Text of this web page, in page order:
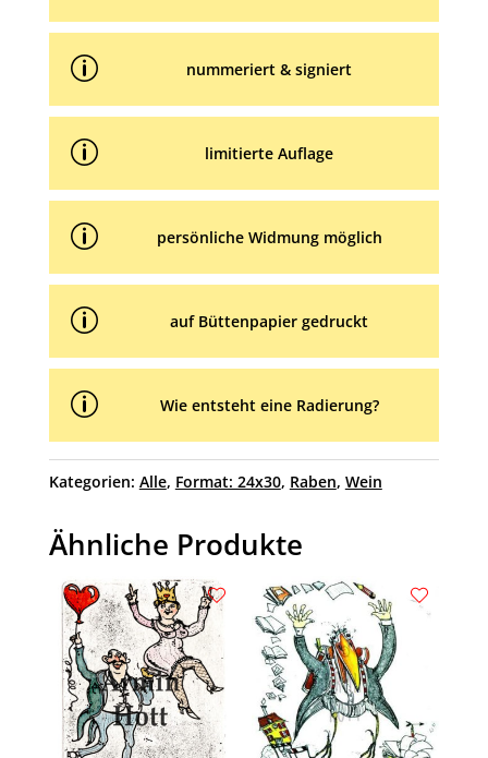
p nummeriert & signiert
p limitierte Auflage
p persönliche Widmung möglich
p auf Büttenpapier gedruckt
p Wie entsteht eine Radierung?
Kategorien: Alle, Format: 24x30, Raben, Wein
Ähnliche Produkte